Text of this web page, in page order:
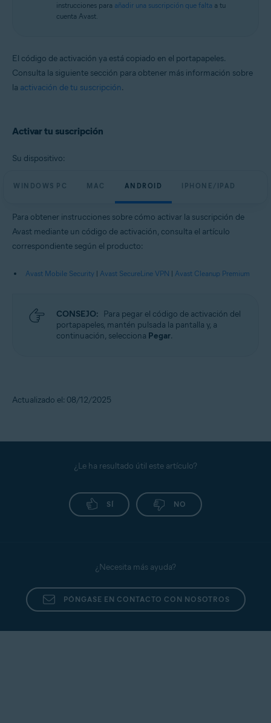
instrucciones para añadir una suscripción que falta a tu
cuenta Avast.
El código de activación ya está copiado en el portapapeles.
Consulta la siguiente sección para obtener más información sobre
la activación de tu suscripción.
Activar tu suscripción
Su dispositivo:
WINDOWS PC MAC ANDROID IPHONE/IPAD
Para obtener instrucciones sobre cómo activar la suscripción de
Avast mediante un código de activación, consulta el artículo
correspondiente según el producto:
Avast Mobile Security | Avast SecureLine VPN | Avast Cleanup Premium
CONSEJO: Para pegar el código de activación del
portapapeles, mantén pulsada la pantalla y, a
continuación, selecciona Pegar.
Actualizado el: 08/12/2025
¿Le ha resultado útil este artículo?
SÍ NO
¿Necesita más ayuda?
PÓNGASE EN CONTACTO CON NOSOTROS